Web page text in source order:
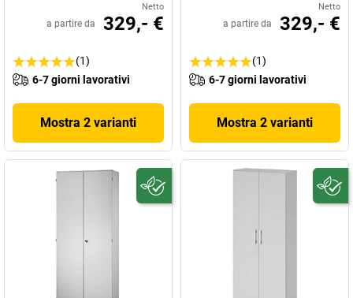
Netto
a partire da 329,- €
(1)
6-7 giorni lavorativi
Mostra 2 varianti
Netto
a partire da 329,- €
(1)
6-7 giorni lavorativi
Mostra 2 varianti